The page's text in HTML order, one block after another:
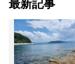
最新記事